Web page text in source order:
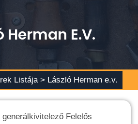
Herman E.v.
Listája > László Herman e.v.
Felelős